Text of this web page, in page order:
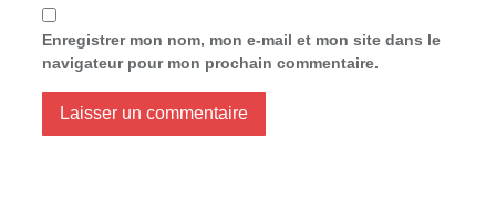
Enregistrer mon nom, mon e-mail et mon site dans le
navigateur pour mon prochain commentaire.